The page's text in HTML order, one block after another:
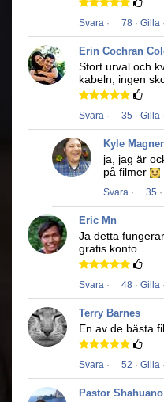
Svara · 78 · Gilla
Erin Cochran
Stort urval och
kabeln, ingen
Svara · 35 · Gilla
Kyle Magner
ja, jag är
på filmer
Svara · 35 ·
Eric Mn
Ja detta
gratis konto
Svara · 48 · Gilla
Terry Barnes
En av de bästa
Svara · 52 · Gilla
Pastor Shahuano